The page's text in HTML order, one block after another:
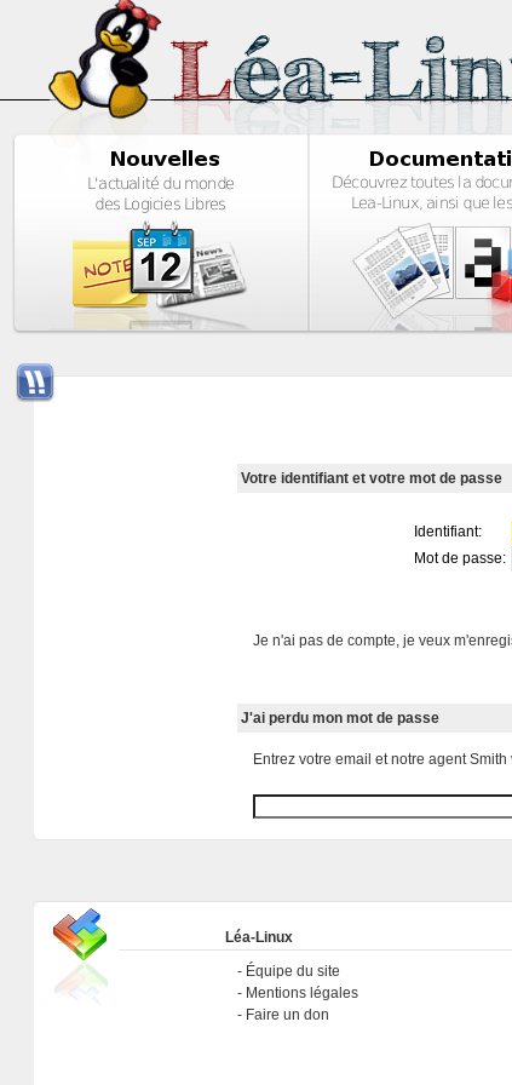
Votre identifiant et votre mot de passe
Identifiant:
Mot de passe:
Je n'ai pas de compte, je veux
J'ai perdu mon mot de passe
Entrez votre email et notre agent
Léa-Linux
Équipe du site
Mentions légales
Faire un don